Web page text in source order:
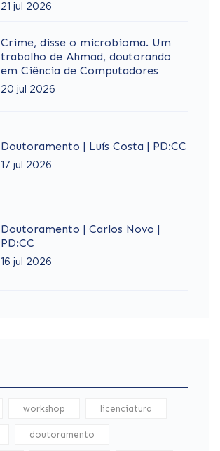
21 jul 2026
Crime, disse o microbioma. Um
trabalho de Ahmad, doutorando
em Ciência de Computadores
20 jul 2026
Doutoramento | Luís Costa | PD:CC
17 jul 2026
Doutoramento | Carlos Novo |
PD:CC
16 jul 2026
workshop licenciatura
doutoramento